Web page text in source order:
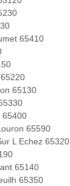
65410
65130
65400
65590
L Echez 65320
65140
65350